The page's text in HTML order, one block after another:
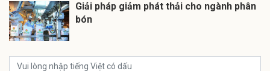
Giải pháp giảm phát thải cho ngành phân
bón